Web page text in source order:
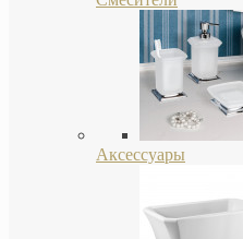
Аксессуары